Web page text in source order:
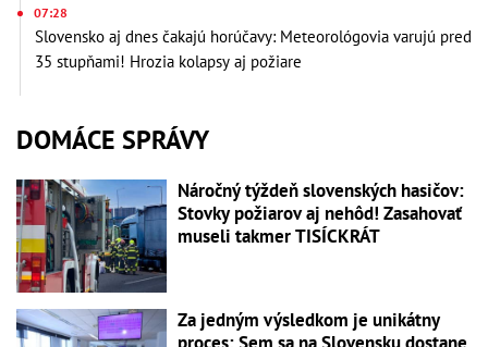
07:28
Slovensko aj dnes čakajú horúčavy: Meteorológovia varujú pred
35 stupňami! Hrozia kolapsy aj požiare
DOMÁCE SPRÁVY
Náročný týždeň slovenských hasičov:
Stovky požiarov aj nehôd! Zasahovať
museli takmer TISÍCKRÁT
Za jedným výsledkom je unikátny